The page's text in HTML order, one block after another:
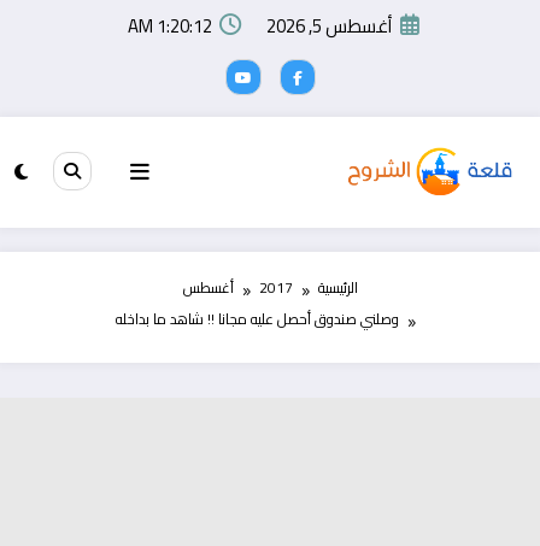
أغسطس 5, 2026 1:20:13 AM
الرئيسية 2017
أغسطس
وصلني صندوق أحصل عليه مجانا !! شاهد ما بداخله